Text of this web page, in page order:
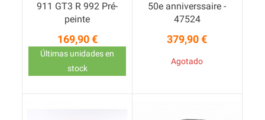
911 GT3 R 992 Pré-
peinte
Precio
169,90 €
Últimas unidades en
stock
50e anniverssaire -
47524
Precio
379,90 €
Agotado